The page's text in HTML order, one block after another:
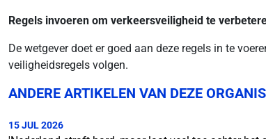
Regels invoeren om verkeersveiligheid te
De wetgever doet er goed aan deze regels in te
veiligheidsregels volgen.
ANDERE ARTIKELEN VAN DEZE
15 JUL 2026